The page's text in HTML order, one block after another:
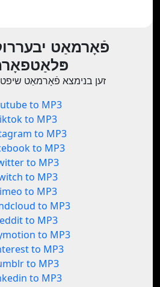
פֿאָרמאַט
זען בנימצא פֿאָרמאַט
to MP3
to MP3
to MP3
to MP3
to MP3
to MP3
to MP3
to MP3
to MP3
to MP3
to MP3
to MP3
to MP3